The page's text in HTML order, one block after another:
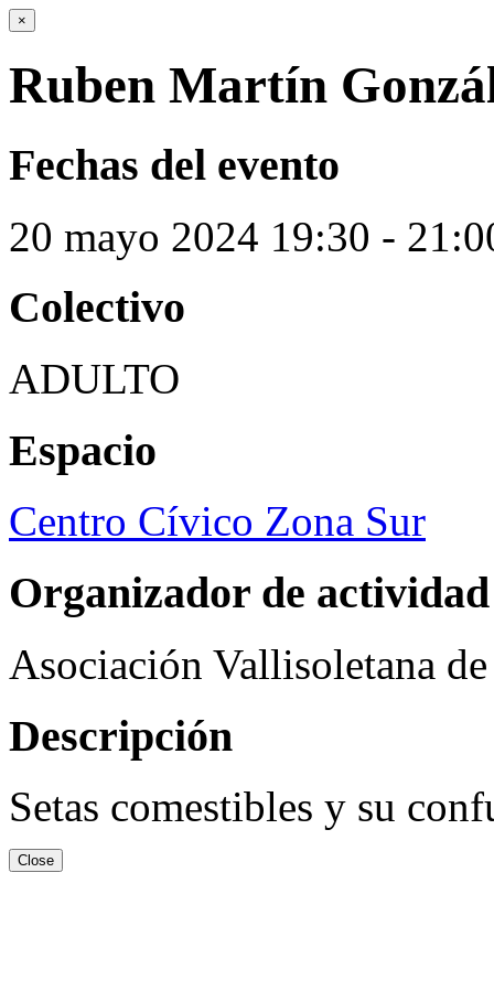
×
Ruben Martín
Fechas del evento
20 mayo 2024 19:30 -
Colectivo
ADULTO
Espacio
Centro Cívico Zona Sur
Organizador de actividad
Asociación Vallisoletana
Descripción
Setas comestibles y su
Close